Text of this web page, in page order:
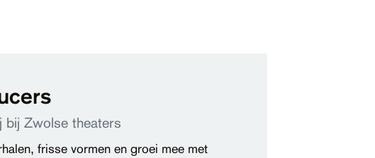
bij Zwolse theaters
frisse vormen en groei mee met